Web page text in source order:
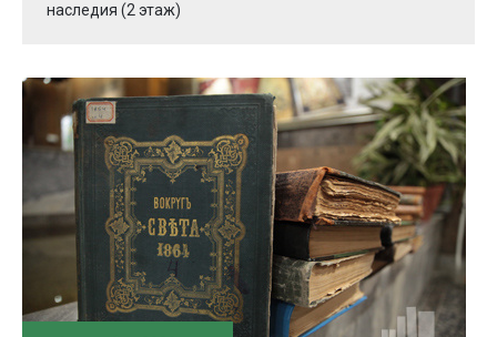
наследия (2 этаж)